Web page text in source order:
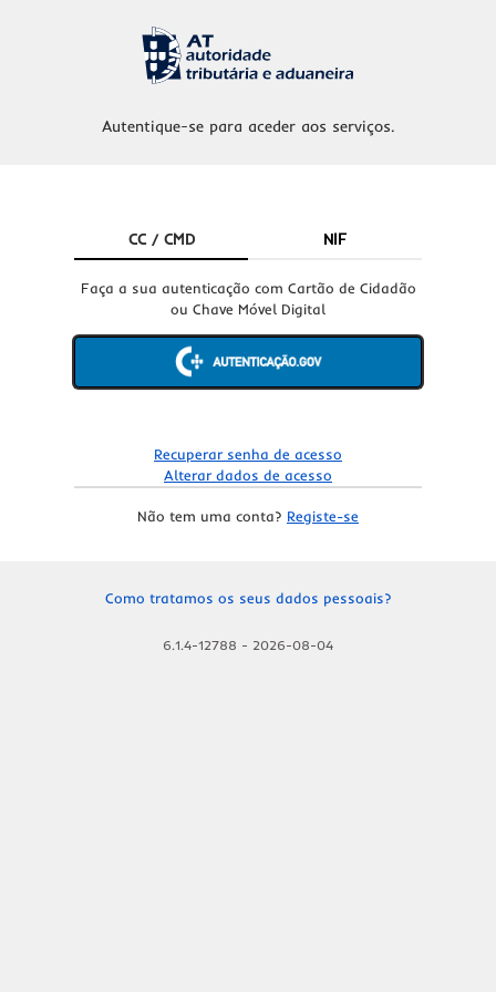
Autentique-se para aceder aos serviços.
CC / CMD NIF
Faça a sua autenticação com Cartão de Cidadão
ou Chave Móvel Digital
Recuperar senha de acesso
Alterar dados de acesso
Não tem uma conta? Registe-se
Como tratamos os seus dados pessoais?
6.1.4-12788 - 2026-08-04